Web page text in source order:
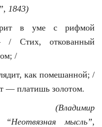
1843)
в уме с рифмой
Стих, откованный
/
как помешанной; /
— платишь золотом.
(Владимир
“Неотвязная мысль”,